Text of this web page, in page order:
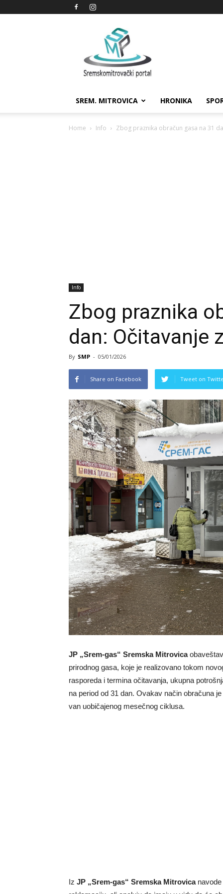
Sremskomitrovački
portal
SREM. MITROVICA HRONIKA
Home Info Zbog praznika obračun gasa na 31
Info
Zbog praznika
dan: Očitavanje
By SMP - 05/01/2026
Share on Facebook Tweet on
JP „Srem-gas“ Sremska Mitrovica
prirodnog gasa, koje je realizovano tokom
rasporeda i termina očitavanja, ukupna
na period od 31 dan. Ovakav način obračuna
van uobičajenog mesečnog ciklusa.
Iz JP „Srem-gas“ Sremska Mitrovica